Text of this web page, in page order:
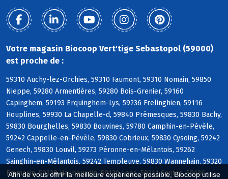
Afin de vous offrir la meilleure expérience possible, Biocoop utilise
Votre magasin Biocoop Vert'tige Sebastopol (59000)
est proche de :
59310 Auchy-lez-Orchies, 59310 Faumont, 59310 Nomain, 59850
Nieppe, 59280 Armentières, 59280 Bois-Grenier, 59160
Capinghem, 59193 Erquinghem-Lys, 59236 Frelinghien, 59116
Houplines, 59930 La Chapelle-d, 59840 Prémesques, 59830 Bachy,
59830 Bourghelles, 59830 Bouvines, 59780 Camphin-en-Pévèle,
59242 Cappelle-en-Pévèle, 59830 Cobrieux, 59830 Cysoing, 59242
Genech, 59830 Louvil, 59273 Péronne-en-Mélantois, 59262
Sainghin-en-Mélantois, 59242 Templeuve, 59830 Wannehain, 59320
Emmerin, 59320 Haubourdin, 59120 Loos, 59211 Santes, 59136